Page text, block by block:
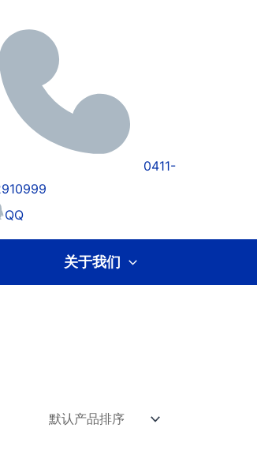
0411-
QQ
关于我们